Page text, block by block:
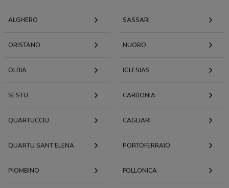
ALGHERO SASSARI
ORISTANO NUORO
OLBIA IGLESIAS
SESTU CARBONIA
QUARTUCCIU CAGLIARI
QUARTU SANT'ELENA PORTOFERRAIO
PIOMBINO FOLLONICA